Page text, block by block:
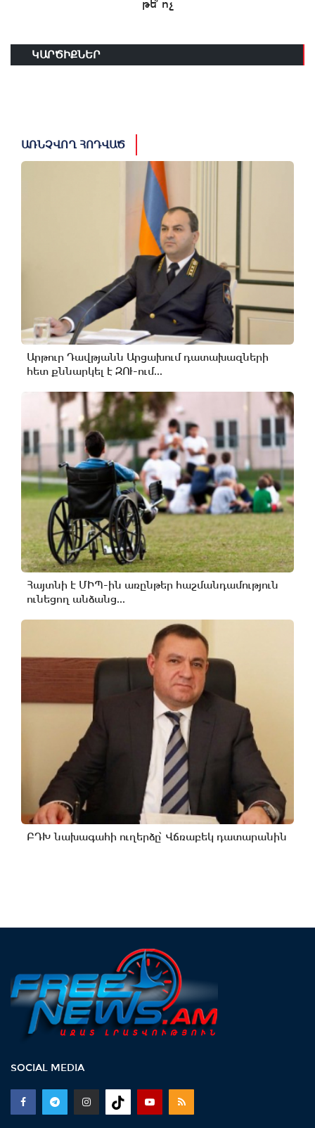
թե՞ ոչ
ԿԱՐԾԻՔՆԵՐ
ԱՌՆՉՎՈՂ ՀՈԴՎԱԾ
Արթուր Դավթյանն Արցախում դատախազների
հետ քննարկել է ԶՈՒ-ում...
Հայտնի է ՄԻՊ-ին առընթեր հաշմանդամություն
ունեցող անձանց...
ԲԴԽ նախագահի ուղերձը՝ Վճռաբեկ դատարանին
SOCIAL MEDIA